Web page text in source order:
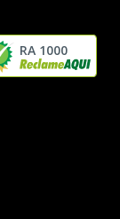
RA 1000